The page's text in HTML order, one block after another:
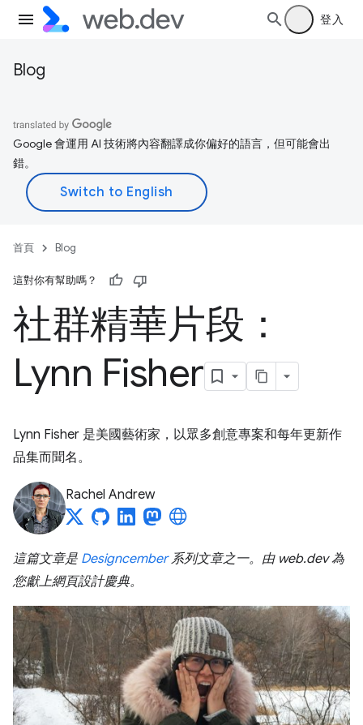
登入
Blog
Google 會運用 AI 技術將內容翻譯成你偏好的語言，但可能會出
錯。
首頁 Blog
這對你有幫助嗎？
社群精華片段：
Lynn Fisher
Lynn Fisher 是美國藝術家，以眾多創意專案和每年更新作
品集而聞名。
Rachel Andrew
這篇文章是 Designcember系列文章之一。由 web.dev 為
您獻上網頁設計慶典。